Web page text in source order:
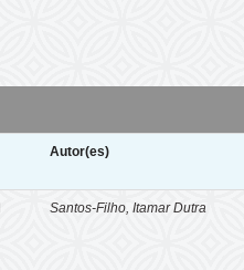
Autor(es)
Santos-Filho, Itamar Dutra